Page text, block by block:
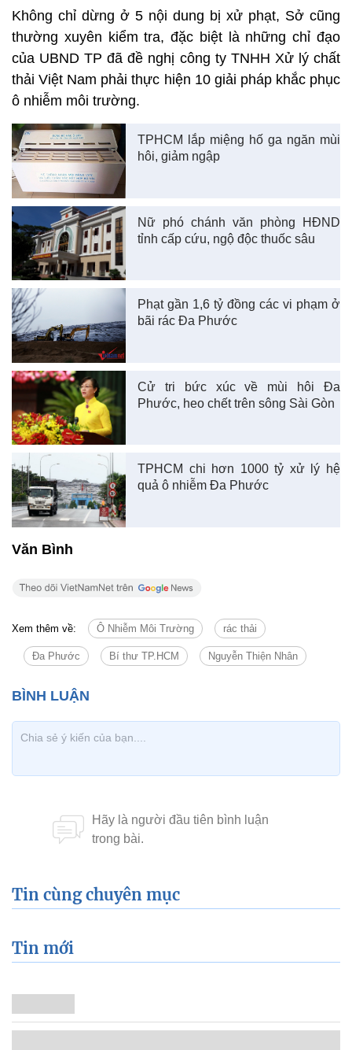
Không chỉ dừng ở 5 nội dung bị xử phạt, Sở cũng
thường xuyên kiểm tra, đặc biệt là những chỉ đạo
của UBND TP đã đề nghị công ty TNHH Xử lý chất
thải Việt Nam phải thực hiện 10 giải pháp khắc phục
ô nhiễm môi trường.
TPHCM lắp miệng hố ga ngăn mùi
hôi, giảm ngập
Nữ phó chánh văn phòng HĐND
tỉnh cấp cứu, ngộ độc thuốc sâu
Phạt gần 1,6 tỷ đồng các vi phạm ở
bãi rác Đa Phước
Cử tri bức xúc về mùi hôi Đa
Phước, heo chết trên sông Sài Gòn
TPHCM chi hơn 1000 tỷ xử lý hệ
quả ô nhiễm Đa Phước
Văn Bình
Xem thêm về: Ô Nhiễm Môi Trường rác thải
Đa Phước Bí thư TP.HCM Nguyễn Thiện Nhân
Tin cùng chuyên mục
Tin mới